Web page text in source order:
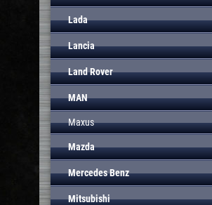
Lada
Lancia
Land Rover
MAN
Maxus
Mazda
Mercedes Benz
Mitsubishi